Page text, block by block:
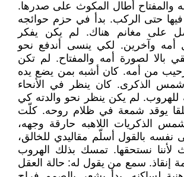
والمفتاح أطال المكوث على صدرها.
حتى الركب. بدأ في حزم حوائجه
على مغانم هناك. لم يكن يفكر
أمه وآخرين. لكي ينسى أندفع نحو
بالا لصورة أمه والمفتاح. لم تكن
من أمه. كان أشبه بمن يضع يده
شمس الذكرى. كان ينظر في الأنحاء
لم يكن ينظر نحو والدته كي
يوقد شمعة في ظلام روحه. كلّت
الذكريات اللاهبه حارقة وجهه،
بالقول أسلّم مقاليدي للخالق،
لأننا نستحقها. تمسك بذلك الهروب
إنقاذ. سمع من يقول له: حالة العقل